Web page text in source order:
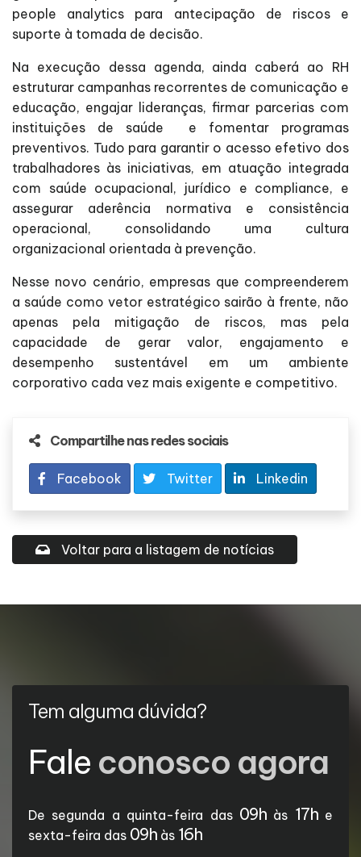
people analytics para antecipação de riscos e
suporte à tomada de decisão.
Na execução dessa agenda, ainda caberá ao RH
estruturar campanhas recorrentes de comunicação e
educação, engajar lideranças, firmar parcerias com
instituições de saúde e fomentar programas
preventivos. Tudo para garantir o acesso efetivo dos
trabalhadores às iniciativas, em atuação integrada
com saúde ocupacional, jurídico e compliance, e
assegurar aderência normativa e consistência
operacional, consolidando uma cultura
organizacional orientada à prevenção.
Nesse novo cenário, empresas que compreenderem
a saúde como vetor estratégico sairão à frente, não
apenas pela mitigação de riscos, mas pela
capacidade de gerar valor, engajamento e
desempenho sustentável em um ambiente
corporativo cada vez mais exigente e competitivo.
Compartilhe nas redes sociais
Facebook Twitter Linkedin
Voltar para a listagem de notícias
Tem alguma dúvida?
Fale conosco agora
De segunda a quinta-feira das 09hàs 17he
sexta-feira das 09h às 16h